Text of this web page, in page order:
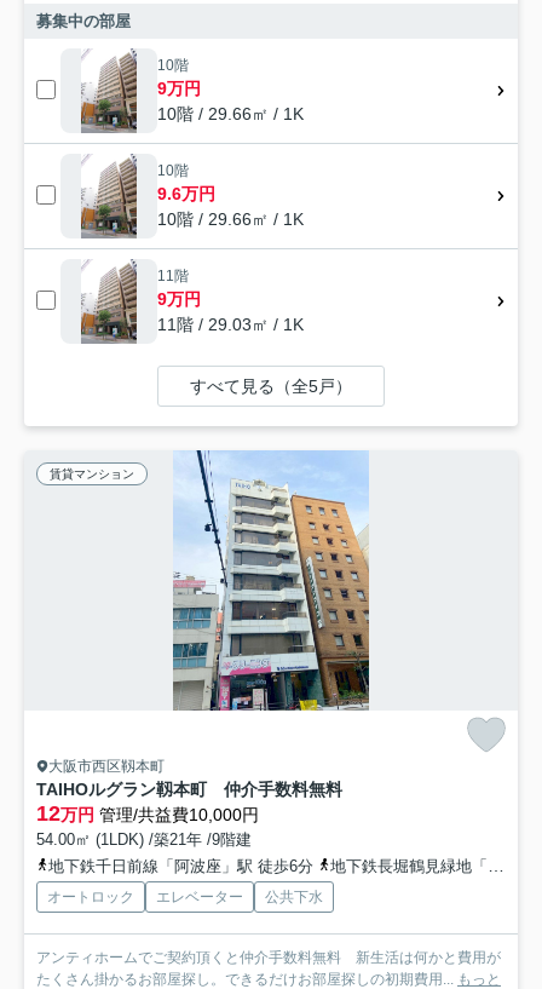
募集中の部屋
10階
9万円
10階 / 29.66㎡ / 1K
10階
9.6万円
10階 / 29.66㎡ / 1K
11階
9万円
11階 / 29.03㎡ / 1K
すべて見る（全5戸）
賃貸マンション
大阪市西区靱本町
TAIHOルグラン靱本町 仲介手数料無料
12万円 管理/共益費10,000円
54.00㎡ (1LDK) /築21年 /9階建
地下鉄千日前線「阿波座」駅 徒歩6分
地下鉄長堀鶴見緑地「西長堀」駅 徒歩13分
オートロック エレベーター 公共下水
アンティホームでご契約頂くと仲介手数料無料 新生活は何かと費用が
たくさん掛かるお部屋探し。できるだけお部屋探しの初期費用... もっと